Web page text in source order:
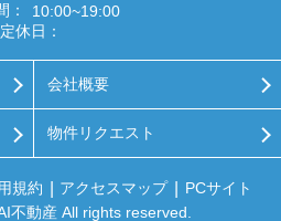
：
10:00~19:00
定休日：
会社概要
物件リクエスト
規約 アクセスマップ
PCサイト
不動産 All rights reserved.